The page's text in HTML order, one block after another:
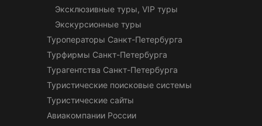
Эксклюзивные туры, VIP туры
Экскурсионные туры
Туроператоры Санкт-Петербурга
Турфирмы Санкт-Петербурга
Турагентства Санкт-Петербурга
Туристические поисковые системы
Туристические сайты
Авиакомпании России